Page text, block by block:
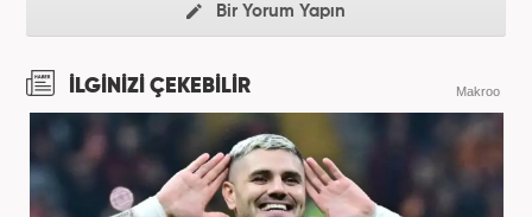
Bir Yorum Yapın
İLGİNİZİ ÇEKEBİLİR Makroo